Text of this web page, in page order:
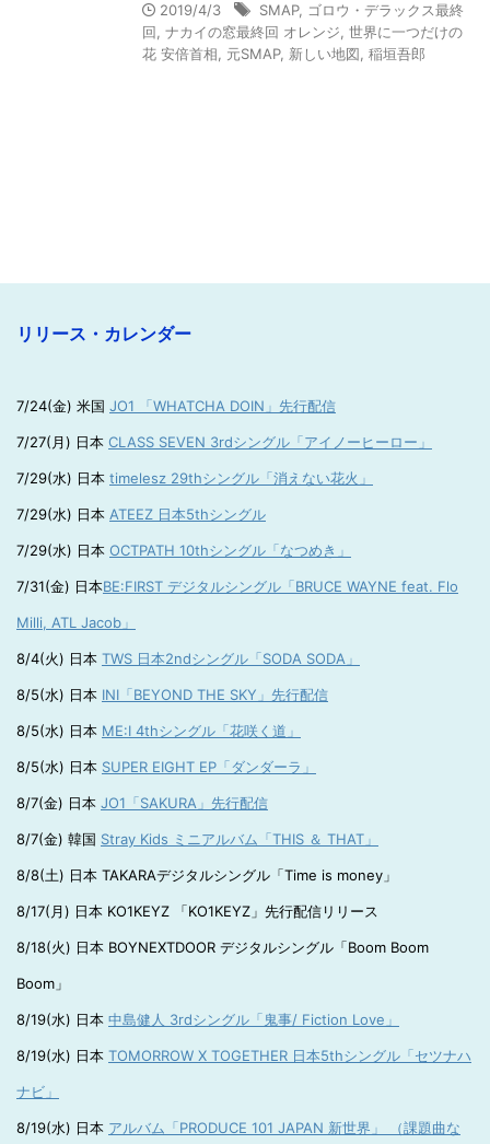
2019/4/3 SMAP, ゴロウ・デラックス最終
回 ナカイの窓最終回 オレンジ 世界に一つだけの
花 安倍首相
元SMAP, 新しい地図 稲垣吾郎
リリース・カレンダー
7/24(金) 米国 JO1 「WHATCHA DOIN」先行配信
7/27(月) 日本 CLASS SEVEN 3rdシングル「アイノーヒーロー」
7/29(水) 日本 timelesz 29thシングル「消えない花火」
7/29(水) 日本 ATEEZ 日本5thシングル
7/29(水) 日本 OCTPATH 10thシングル「なつめき」
7/31(金) 日本BE:FIRST デジタルシングル「BRUCE WAYNE feat. Flo
Milli, ATL Jacob」
8/4(火) 日本 TWS 日本2ndシングル「SODA SODA」
8/5(水) 日本 INI「BEYOND THE SKY」先行配信
8/5(水) 日本 ME:I 4thシングル「花咲く道」
8/5(水) 日本 SUPER EIGHT EP「ダンダーラ」
8/7(金) 日本 JO1「SAKURA」先行配信
8/7(金) 韓国 Stray Kids ミニアルバム「THIS ＆ THAT」
8/8(土) 日本 TAKARAデジタルシングル「Time is money」
8/17(月) 日本 KO1KEYZ 「KO1KEYZ」先行配信リリース
8/18(火) 日本 BOYNEXTDOOR デジタルシングル「Boom Boom
Boom」
8/19(水) 日本 中島健人 3rdシングル「鬼事/ Fiction Love」
8/19(水) 日本 TOMORROW X TOGETHER 日本5thシングル「セツナハ
ナビ」
8/19(水) 日本 アルバム「PRODUCE 101 JAPAN 新世界」 （課題曲な